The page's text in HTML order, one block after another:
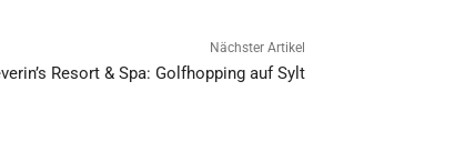
Nächster Artikel
Resort & Spa: Golfhopping auf Sylt